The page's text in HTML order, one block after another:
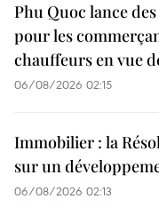
Phu Quoc lance
pour les
chauffeurs en vue
06/08/2026 02:15
Immobilier : la
sur un
06/08/2026 02:13